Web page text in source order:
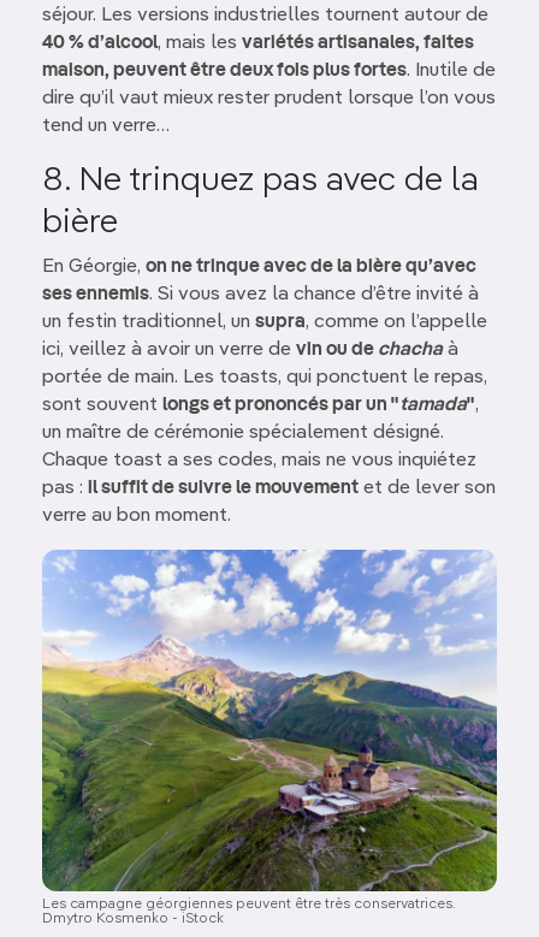
séjour. Les versions industrielles tournent autour de
40 % d’alcool, mais les variétés artisanales, faites
maison, peuvent être deux fois plus fortes. Inutile de
dire qu’il vaut mieux rester prudent lorsque l’on vous
tend un verre…
8. Ne trinquez pas avec de la
bière
En Géorgie, on ne trinque avec de la bière qu’avec
ses ennemis. Si vous avez la chance d’être invité à
un festin traditionnel, un supra, comme on l’appelle
ici, veillez à avoir un verre de vin ou de chachaà
portée de main. Les toasts, qui ponctuent le repas,
sont souvent longs et prononcés par un "tamada",
un maître de cérémonie spécialement désigné.
Chaque toast a ses codes, mais ne vous inquiétez
pas : il suffit de suivre le mouvement et de lever son
verre au bon moment.
Image
Les campagne géorgiennes peuvent être très conservatrices.
Dmytro Kosmenko - iStock